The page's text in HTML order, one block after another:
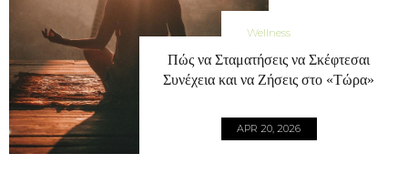
Wellness
Πώς να Σταματήσεις να Σκέφτεσαι
Συνέχεια και να Ζήσεις στο «Τώρα»
APR 20, 2026